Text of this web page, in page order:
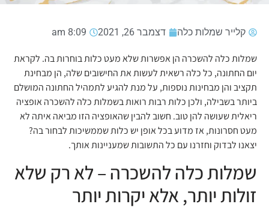
קלייר שמלות כלה דצמבר 26, 2021 8:09 am
שמלות כלה להשכרה הן אפשרות שלא מעט כלות בוחרות בה. לקראת
יום החתונה, כל כלה רשאית לעשות את החישובים שלה, הן מבחינת
תקציב והן מבחינות נוספות, על מנת להגיע לתמהיל החתונה המושלם
ביותר בשבילה, ולכן כלות רבות רואות בשמלות כלה להשכרה אופציה
ריאלית שעושה להן טוב. חשוב להבין שהאופציה הזו מביאה איתה לא
מעט חסרונות, אז מדוע בכל אופן יש כלות שממשיכות לבחור בה?
יצאנו לבדוק וחזרנו עם כל התשובות שמעניינות אותך.
שמלות כלה להשכרה – לא רק שלא
זולות יותר, אלא יקרות יותר